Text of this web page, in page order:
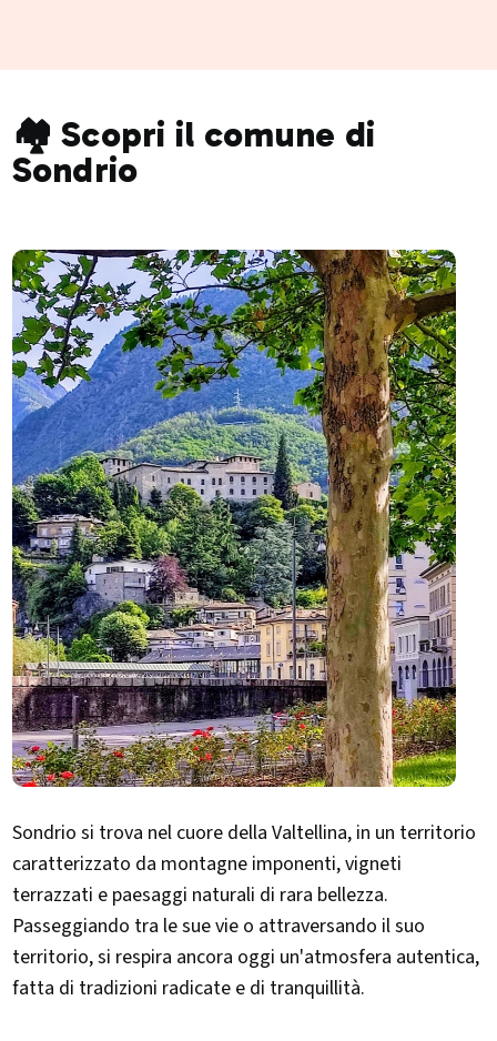
🏘️ Scopri il comune di
Sondrio
Sondrio si trova nel cuore della Valtellina, in un territorio
caratterizzato da montagne imponenti, vigneti
terrazzati e paesaggi naturali di rara bellezza.
Passeggiando tra le sue vie o attraversando il suo
territorio, si respira ancora oggi un'atmosfera autentica,
fatta di tradizioni radicate e di tranquillità.